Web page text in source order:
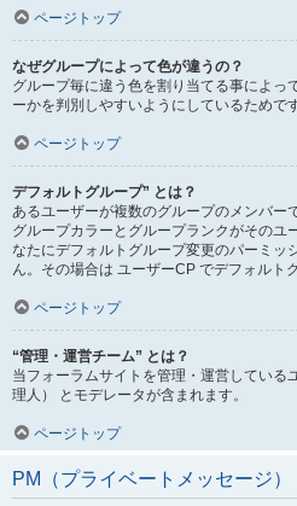
ページトップ
なぜグループによって色が違うの？
グループ毎に違う色を割り当てる事によっ
ーかを判別しやすいようにしているためです
ページトップ
デフォルトグループ” とは？
あるユーザーが複数のグループのメンバー
グループカラーとグループランクがそのユ
なたにデフォルトグループ変更のパーミッ
ん。その場合は ユーザーCP でデフォルト
ページトップ
“管理・運営チーム” とは？
当フォーラムサイトを管理・運営している
理人） とモデレータが含まれます。
ページトップ
PM（プライベートメッセージ）